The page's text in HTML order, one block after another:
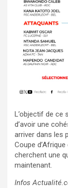
L’objectif de ce
d’avoir une
arriver dans les
Coupe
cherchent une
maintenant.
Infos